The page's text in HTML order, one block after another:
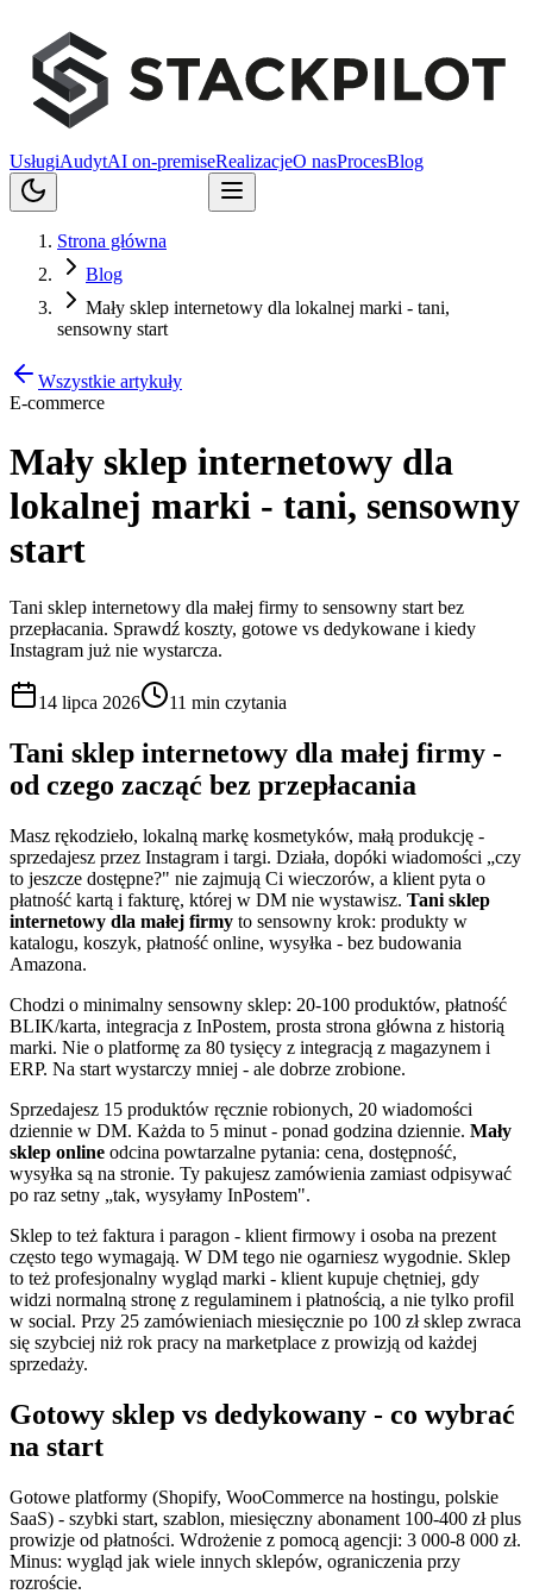
UsługiAudytAI on-premiseRealizacjeO nasProcesBlog
Strona główna
Blog
Mały sklep internetowy dla lokalnej marki - tani,
sensowny start
Wszystkie artykuły
E-commerce
Mały sklep internetowy dla
lokalnej marki - tani, sensowny
start
Tani sklep internetowy dla małej firmy to sensowny start bez
przepłacania. Sprawdź koszty, gotowe vs dedykowane i kiedy
Instagram już nie wystarcza.
14 lipca 2026 11 min czytania
Tani sklep internetowy dla małej firmy -
od czego zacząć bez przepłacania
Masz rękodzieło, lokalną markę kosmetyków, małą produkcję -
sprzedajesz przez Instagram i targi. Działa, dopóki wiadomości „czy
to jeszcze dostępne?" nie zajmują Ci wieczorów, a klient pyta o
płatność kartą i fakturę, której w DM nie wystawisz. Tani sklep
internetowy dla małej firmy to sensowny krok: produkty w
katalogu, koszyk, płatność online, wysyłka - bez budowania
Amazona.
Chodzi o minimalny sensowny sklep: 20-100 produktów, płatność
BLIK/karta, integracja z InPostem, prosta strona główna z historią
marki. Nie o platformę za 80 tysięcy z integracją z magazynem i
ERP. Na start wystarczy mniej - ale dobrze zrobione.
Sprzedajesz 15 produktów ręcznie robionych, 20 wiadomości
dziennie w DM. Każda to 5 minut - ponad godzina dziennie. Mały
sklep online odcina powtarzalne pytania: cena, dostępność,
wysyłka są na stronie. Ty pakujesz zamówienia zamiast odpisywać
po raz setny „tak, wysyłamy InPostem".
Sklep to też faktura i paragon - klient firmowy i osoba na prezent
często tego wymagają. W DM tego nie ogarniesz wygodnie. Sklep
to też profesjonalny wygląd marki - klient kupuje chętniej, gdy
widzi normalną stronę z regulaminem i płatnością, a nie tylko profil
w social. Przy 25 zamówieniach miesięcznie po 100 zł sklep zwraca
się szybciej niż rok pracy na marketplace z prowizją od każdej
sprzedaży.
Gotowy sklep vs dedykowany - co wybrać
na start
Gotowe platformy (Shopify, WooCommerce na hostingu, polskie
SaaS) - szybki start, szablon, miesięczny abonament 100-400 zł plus
prowizje od płatności. Wdrożenie z pomocą agencji: 3 000-8 000 zł.
Minus: wygląd jak wiele innych sklepów, ograniczenia przy
rozroście.